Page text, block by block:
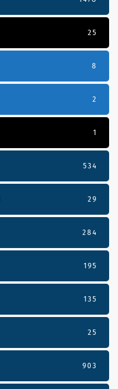
25
8
2
1
534
29
284
195
135
25
903